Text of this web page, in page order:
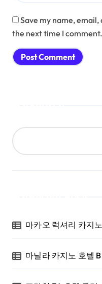
Save my name,
the next time I comment.
마카오 럭셔리 카지
마닐라 카지노 호텔